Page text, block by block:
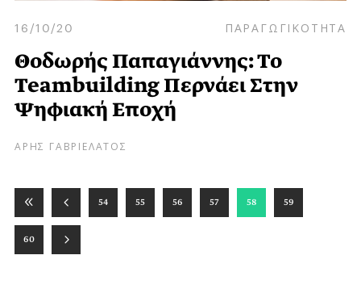
16/10/20 ΠΑΡΑΓΩΓΙΚΟΤΗΤΑ
Θοδωρής Παπαγιάννης: Το
Teambuilding Περνάει Στην
Ψηφιακή Εποχή
ΑΡΗΣ ΓΑΒΡΙΕΛΑΤΟΣ
54 55 56 57 58 59
60